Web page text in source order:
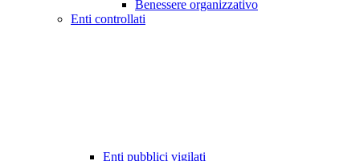
Benessere organizzativo
Enti controllati
Enti pubblici vigilati